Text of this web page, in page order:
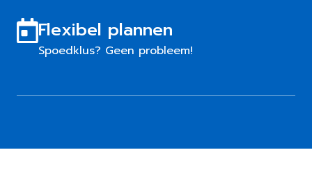
Flexibel plannen
Spoedklus? Geen probleem!